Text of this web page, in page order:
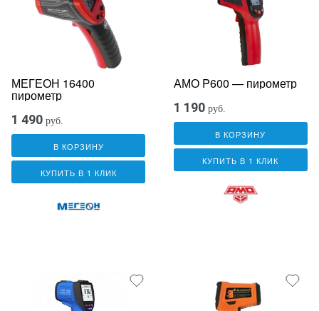
МЕГЕОН 16400
пирометр
1 490 руб.
В КОРЗИНУ
КУПИТЬ В 1 КЛИК
АМО P600 — пирометр
1 190 руб.
В КОРЗИНУ
КУПИТЬ В 1 КЛИК